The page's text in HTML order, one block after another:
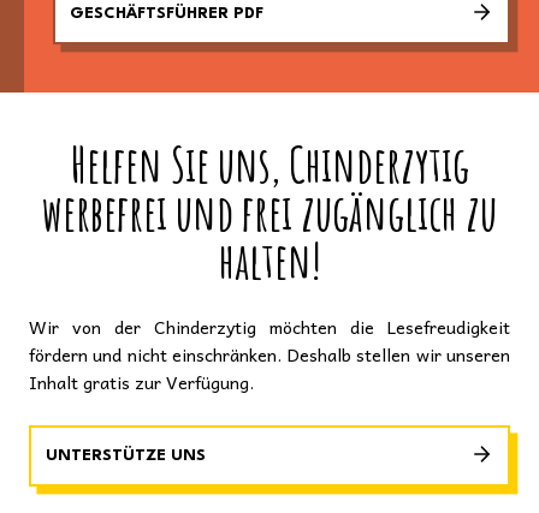
GESCHÄFTSFÜHRER PDF
Helfen Sie uns, Chinderzytig
werbefrei und frei zugänglich zu
halten!
Wir von der Chinderzytig möchten die Lesefreudigkeit
fördern und nicht einschränken. Deshalb stellen wir unseren
Inhalt gratis zur Verfügung.
UNTERSTÜTZE UNS